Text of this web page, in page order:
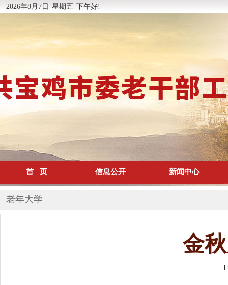
2026年8月7日 星期五 下午好!
首 页 信息公开 新闻中心
老年大学
金
[